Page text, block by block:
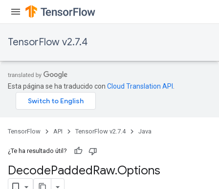
TensorFlow v2.7.4
Esta página se ha traducido con Cloud Translation API
TensorFlow API TensorFlow v2.7.4 Java
¿Te ha resultado útil?
DecodePaddedRaw.Options